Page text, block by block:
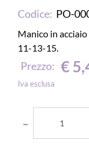
Codice: PO-
Manico in
11-13-15.
Prezzo: €
Iva esclusa